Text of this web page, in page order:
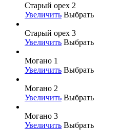
Старый орех 2
Увеличить Выбрать
Старый орех 3
Увеличить Выбрать
Могано 1
Увеличить Выбрать
Могано 2
Увеличить Выбрать
Могано 3
Увеличить Выбрать